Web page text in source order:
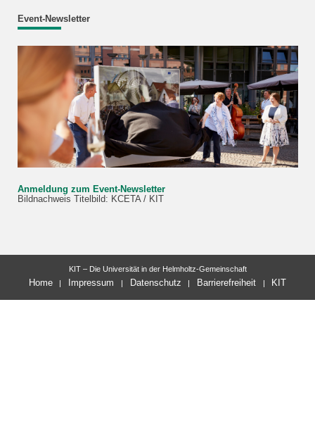
Event-Newsletter
Anmeldung zum Event-Newsletter
Bildnachweis Titelbild: KCETA / KIT
KIT – Die Universität in der Helmholtz-Gemeinschaft
Home Impressum Datenschutz Barrierefreiheit KIT